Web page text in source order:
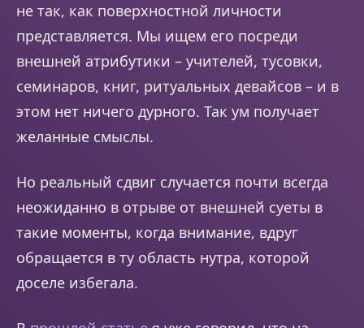
не так, как поверхностной личности
представляется. Мы ищем его посреди
внешней атрибутики – учителей, тусовки,
семинаров, книг, ритуальных девайсов – и в
этом нет ничего дурного. Так ум получает
желанные смыслы.
Но реальный сдвиг случается почти всегда
неожиданно в отрыве от внешней суеты в
такие моменты, когда внимание, вдруг
обращается в ту область нутра, которой
доселе избегала.